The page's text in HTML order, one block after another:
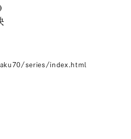
series/index.html